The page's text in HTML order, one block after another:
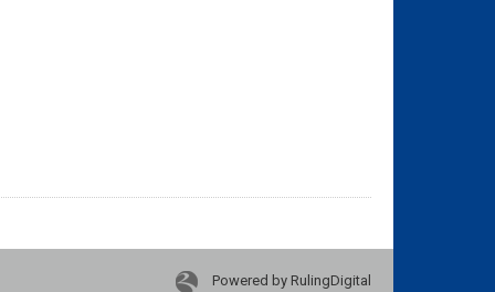
Powered by RulingDigital